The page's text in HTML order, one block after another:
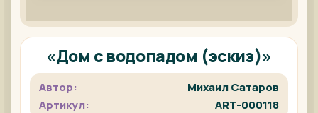
«Дом с водопадом (эскиз)»
Автор:
Михаил Сатаров
Артикул:
ART-000118